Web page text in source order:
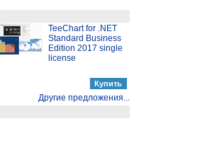
TeeChart for .NET
Standard Business
Edition 2017 single
license
Другие предложения...